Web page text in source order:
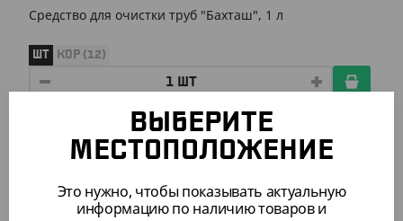
Средство для очистки труб "Бахташ", 1 л
ШТ КОР (12)
ВЫБЕРИТЕ
МЕСТОПОЛОЖЕНИЕ
Это нужно, чтобы показывать актуальную
информацию по наличию товаров и